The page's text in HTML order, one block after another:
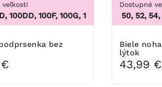
8XL, 9XL
veľkosti
100F, 100G, 100H, 100I, 100J, 100K,
Dostupné
46, 48, 50, 52, 54,
Biele nohavice do polovice
lýtok
43,99 €